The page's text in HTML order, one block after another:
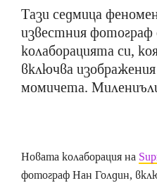
Тази седмица
известния фотограф
колаборацията си,
включва
момичета.
Новата колаборация на
фотограф Нан Голдин,